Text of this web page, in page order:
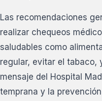
Las recomendaciones
realizar chequeos
saludables como
regular, evitar el tabaco,
mensaje del Hospital
temprana y la